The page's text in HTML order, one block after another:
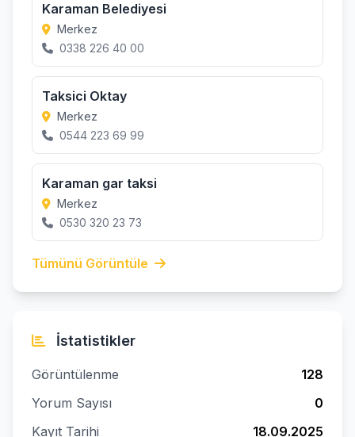
Karaman Belediyesi
Merkez
0338 226 40 00
Taksici Oktay
Merkez
0544 223 69 99
Karaman gar taksi
Merkez
0530 320 23 73
Tümünü Görüntüle
İstatistikler
Görüntülenme
128
Yorum Sayısı
0
Kayıt Tarihi
18.09.2025